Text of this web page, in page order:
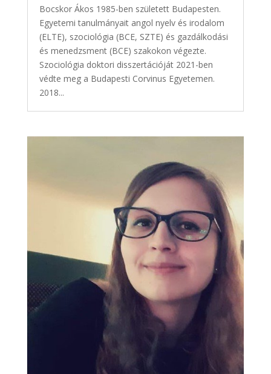
Bocskor Ákos 1985-ben született Budapesten.
Egyetemi tanulmányait angol nyelv és irodalom
(ELTE), szociológia (BCE, SZTE) és gazdálkodási
és menedzsment (BCE) szakokon végezte.
Szociológia doktori disszertációját 2021-ben
védte meg a Budapesti Corvinus Egyetemen.
2018...